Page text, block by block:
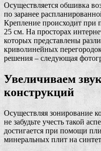
Осуществляется обшивка
по заранее
Крепление происходит при
25 см. На просторах
которых представлены
криволинейных
решения – следующая
Увеличиваем
конструкций
Осуществляя зонирование
не забудьте учесть такой
достигается при помощи
минеральных плит на